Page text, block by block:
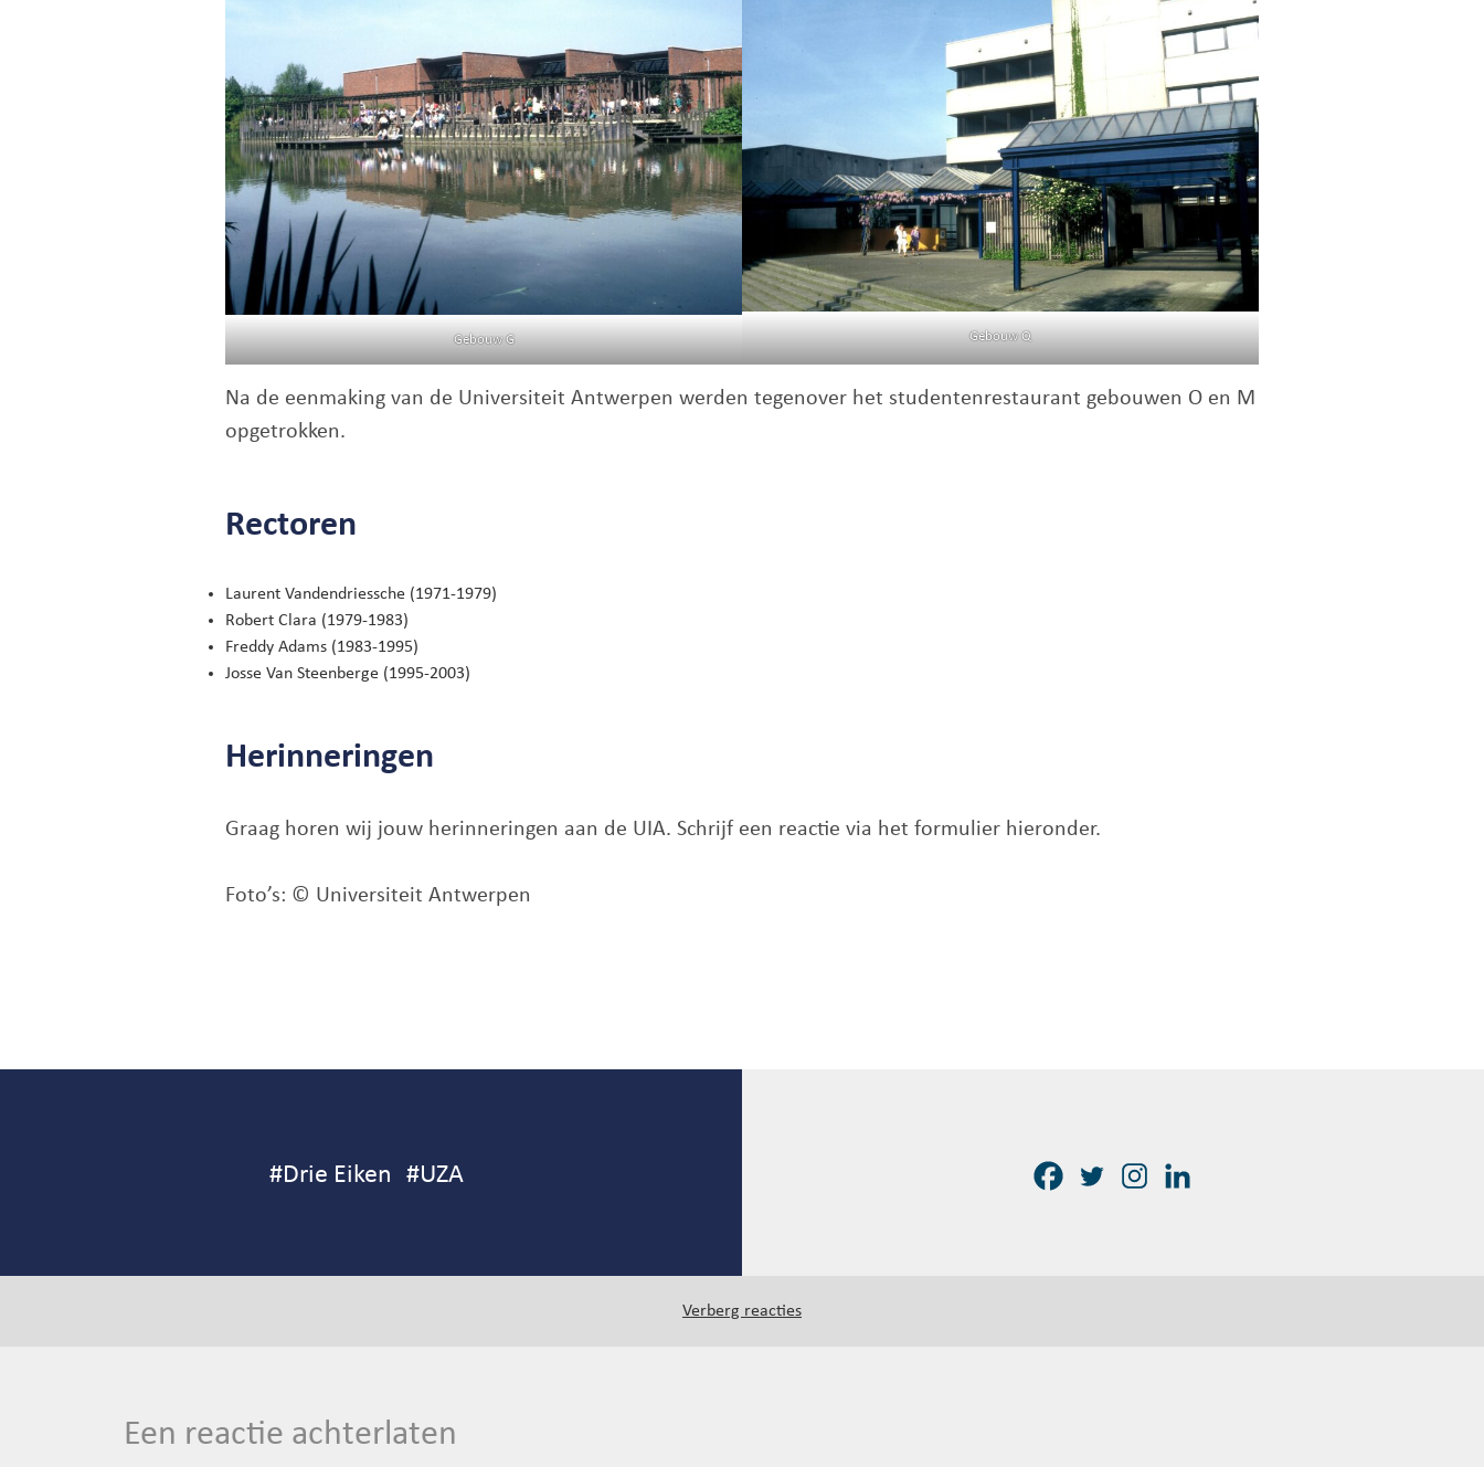
Gebouw G Gebouw Q
Na de eenmaking van de Universiteit Antwerpen werden tegenover het studentenrestaurant gebouwen O en M
opgetrokken.
Rectoren
Laurent Vandendriessche (1971-1979)
Robert Clara (1979-1983)
Freddy Adams (1983-1995)
Josse Van Steenberge (1995-2003)
Herinneringen
Graag horen wij jouw herinneringen aan de UIA. Schrijf een reactie via het formulier hieronder.
Foto’s: © Universiteit Antwerpen
#Drie Eiken #UZA
Verberg reacties
Een reactie achterlaten